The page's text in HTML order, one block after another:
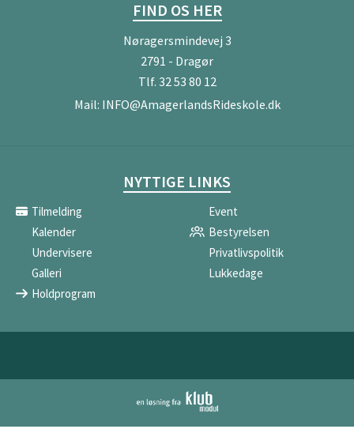
FIND OS HER
Nøragersmindevej 3
2791 - Dragør
Tlf. 32 53 80 12
Mail: INFO@AmagerlandsRideskole.dk
NYTTIGE LINKS
Tilmelding
Event
Kalender
Bestyrelsen
Undervisere
Privatlivspolitik
Galleri
Lukkedage
Holdprogram